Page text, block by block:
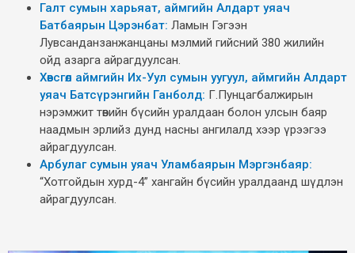
Галт сумын харьяат, аймгийн Алдарт уяач
Батбаярын Цэрэнбат: Ламын Гэгээн
Лувсанданзанжанцаны мэлмий гийсний 380 жилийн
ойд азарга айрагдуулсан.
Хөвсгөл аймгийн Их-Уул сумын уугуул, аймгийн Алдарт
уяач Батсүрэнгийн Ганболд: Г.Пунцагбалжирын
нэрэмжит төвийн бүсийн уралдаан болон улсын баяр
наадмын эрлийз дунд насны ангилалд хээр үрээгээ
айрагдуулсан.
Арбулаг сумын уяач Уламбаярын Мэргэнбаяр:
“Хотгойдын хурд-4” хангайн бүсийн уралдаанд шүдлэн
айрагдуулсан.